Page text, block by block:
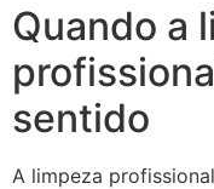
Quando a
sentido
A limpeza